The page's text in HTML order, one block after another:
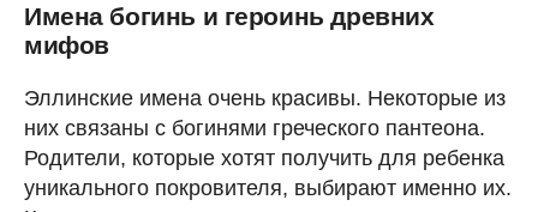
Имена богинь и героинь древних
мифов
Эллинские имена очень красивы. Некоторые из
них связаны с богинями греческого пантеона.
Родители, которые хотят получить для ребенка
уникального покровителя, выбирают именно их.